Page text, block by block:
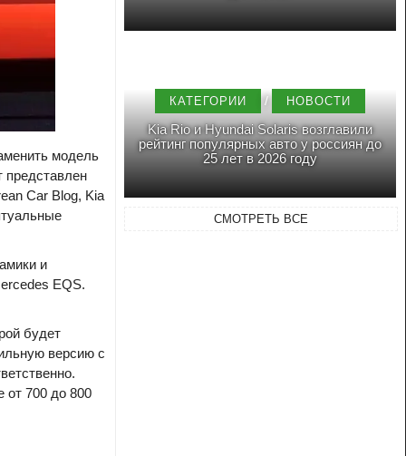
модель
представлен
Car Blog, Kia
и
EQS.
будет
версию с
от 700 до 800
КАТЕГОРИИ / НОВОСТИ
Kia Rio и Hyundai Solaris возглавили
рейтинг популярных авто у россиян до
25 лет в 2026 году
СМОТРЕТЬ ВСЕ